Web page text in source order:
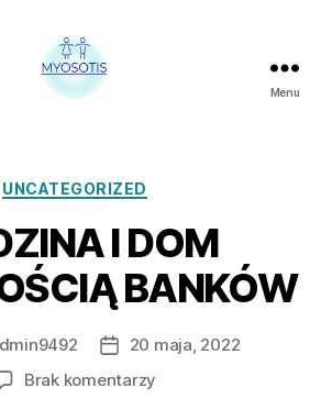
CZŁOWIEKA
POLSCE
MYOSOTIS
Menu
Kategorie
UNCATEGORIZED
I DOM
BANKÓW
Data
wpisu
20 maja, 2022
Brak komentarzy